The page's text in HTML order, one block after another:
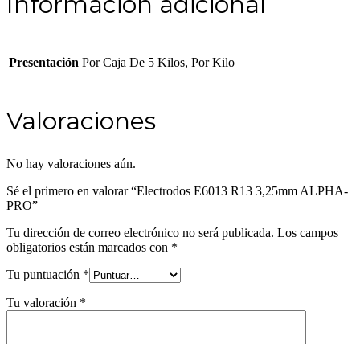
Presentación Por Caja De 5 Kilos, Por Kilo
Valoraciones
No hay valoraciones aún.
Sé el primero en valorar “Electrodos E6013 R13 3,25mm ALPHA-
PRO”
Tu dirección de correo electrónico no será publicada. Los campos
obligatorios están marcados con *
Tu puntuación *
Tu valoración *